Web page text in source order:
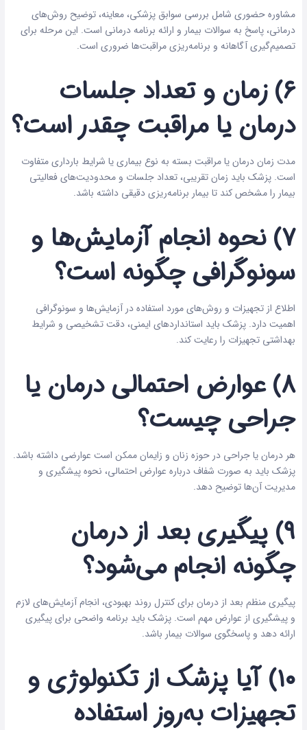
مشاوره حضوری شامل بررسی سوابق پزشکی، معاینه، توضیح روش‌های
درمانی، پاسخ به سوالات بیمار و ارائه برنامه درمانی است. این مرحله برای
تصمیم‌گیری آگاهانه و برنامه‌ریزی مراقبت‌ها ضروری است.
۶) زمان و تعداد جلسات
درمان یا مراقبت چقدر است؟
مدت زمان درمان یا مراقبت بسته به نوع بیماری یا شرایط بارداری متفاوت
است. پزشک باید زمان تقریبی، تعداد جلسات و محدودیت‌های فعالیتی
بیمار را مشخص کند تا بیمار برنامه‌ریزی دقیقی داشته باشد.
۷) نحوه انجام آزمایش‌ها و
سونوگرافی چگونه است؟
اطلاع از تجهیزات و روش‌های مورد استفاده در آزمایش‌ها و سونوگرافی
اهمیت دارد. پزشک باید استانداردهای ایمنی، دقت تشخیصی و شرایط
بهداشتی تجهیزات را رعایت کند.
۸) عوارض احتمالی درمان یا
جراحی چیست؟
هر درمان یا جراحی در حوزه زنان و زایمان ممکن است عوارضی داشته باشد.
پزشک باید به صورت شفاف درباره عوارض احتمالی، نحوه پیشگیری و
مدیریت آن‌ها توضیح دهد.
۹) پیگیری بعد از درمان
چگونه انجام می‌شود؟
پیگیری منظم بعد از درمان برای کنترل روند بهبودی، انجام آزمایش‌های لازم
و پیشگیری از عوارض مهم است. پزشک باید برنامه واضحی برای پیگیری
ارائه دهد و پاسخگوی سوالات بیمار باشد.
۱۰) آیا پزشک از تکنولوژی و
تجهیزات به‌روز استفاده